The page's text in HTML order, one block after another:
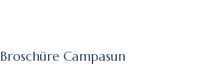
Broschüre Campasun